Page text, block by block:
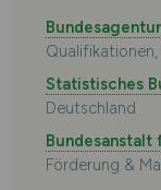
Statistisches
Deutschland
Bundesanstalt
Förderung &